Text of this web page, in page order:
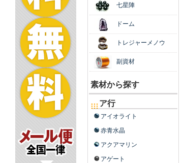
七星陣
ドーム
トレジャーメノウ
副資材
素材から探す
ア行
アイオライト
赤青水晶
アクアマリン
アゲート